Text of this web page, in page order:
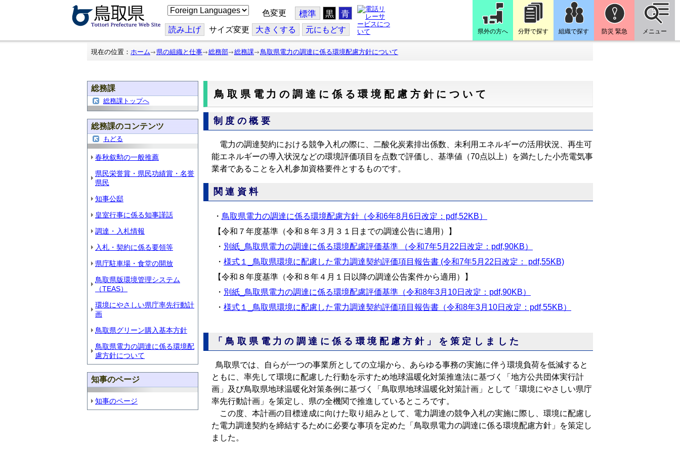
こ
の
ジ
を
翻
色変更 標準 黒 青
読み上げ サイズ変更 大きくする 元にもどす 県外の方へ 分野で探す 組織で探す 防災 緊急 メニュー
現在の位置： ホーム 県の組織と仕事 総務部 総務課 鳥取県電力の調達に係る環境配慮方針について
総務課
総務課トップへ
総務課のコンテンツ
もどる
春秋叙勲の一般推薦
県民栄誉賞・県民功績賞・名誉
県民
知事公邸
皇室行事に係る知事謹話
調達・入札情報
入札・契約に係る要領等
県庁駐車場・食堂の開放
鳥取県版環境管理システム
（TEAS）
環境にやさしい県庁率先行動計
画
鳥取県グリーン購入基本方針
鳥取県電力の調達に係る環境配
慮方針について
知事のページ
知事のページ
鳥取県電力の調達に係る環境配慮方針について
制度の概要
電力の調達契約における競争入札の際に、二酸化炭素排出係数、未利用エネルギーの活用状況、再生可
能エネルギーの導入状況などの環境評価項目を点数で評価し、基準値（70点以上）を満たした小売電気事
業者であることを入札参加資格要件とするものです。
関連資料
・ 鳥取県電力の調達に係る環境配慮方針（令和6年8月6日改定：pdf,52KB）
【令和７年度基準（令和８年３月３１日までの調達公告に適用）】
・ 別紙_鳥取県電力の調達に係る環境配慮評価基準 （令和7年5月22日改定：pdf,90KB）
・ 様式１_鳥取県環境に配慮した電力調達契約評価項目報告書 (令和7年5月22日改定： pdf,55KB)
【令和８年度基準（令和８年４月１日以降の調達公告案件から適用）】
・ 別紙_鳥取県電力の調達に係る環境配慮評価基準（令和8年3月10日改定：pdf,90KB）
・ 様式１_鳥取県環境に配慮した電力調達契約評価項目報告書（令和8年3月10日改定：pdf,55KB）
「鳥取県電力の調達に係る環境配慮方針」を策定しました
鳥取県では、自らが一つの事業所としての立場から、あらゆる事務の実施に伴う環境負荷を低減すると
ともに、率先して環境に配慮した行動を示すため地球温暖化対策推進法に基づく「地方公共団体実行計
画」及び鳥取県地球温暖化対策条例に基づく「鳥取県地球温暖化対策計画」として「環境にやさしい県庁
率先行動計画」を策定し、県の全機関で推進しているところです。
この度、本計画の目標達成に向けた取り組みとして、電力調達の競争入札の実施に際し、環境に配慮し
た電力調達契約を締結するために必要な事項を定めた「鳥取県電力の調達に係る環境配慮方針」を策定し
ました。